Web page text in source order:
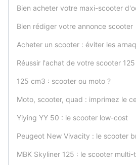
Bien acheter votre maxi-scooter
Bien rédiger votre annonce scooter
Acheter un scooter : éviter les
Réussir l'achat de votre scooter
125 cm3 : scooter ou moto ?
Moto, scooter, quad : imprimez le
Yiying YY 50 : le scooter low-cost
Peugeot New Vivacity : le scooter
MBK Skyliner 125 : le scooter multi-